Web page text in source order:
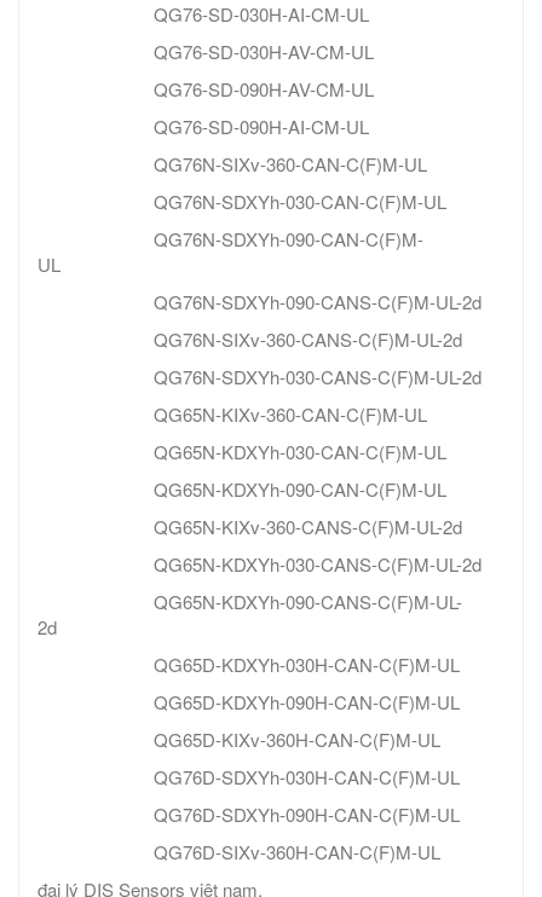
QG76-SD-030H-AI-CM-UL
QG76-SD-030H-AV-CM-UL
QG76-SD-090H-AV-CM-UL
QG76-SD-090H-AI-CM-UL
QG76N-SIXv-360-CAN-C(F)M-UL
QG76N-SDXYh-030-CAN-C(F)M-UL
QG76N-SDXYh-090-CAN-C(F)M-
UL
QG76N-SDXYh-090-CANS-C(F)M-UL-2d
QG76N-SIXv-360-CANS-C(F)M-UL-2d
QG76N-SDXYh-030-CANS-C(F)M-UL-2d
QG65N-KIXv-360-CAN-C(F)M-UL
QG65N-KDXYh-030-CAN-C(F)M-UL
QG65N-KDXYh-090-CAN-C(F)M-UL
QG65N-KIXv-360-CANS-C(F)M-UL-2d
QG65N-KDXYh-030-CANS-C(F)M-UL-2d
QG65N-KDXYh-090-CANS-C(F)M-UL-
2d
QG65D-KDXYh-030H-CAN-C(F)M-UL
QG65D-KDXYh-090H-CAN-C(F)M-UL
QG65D-KIXv-360H-CAN-C(F)M-UL
QG76D-SDXYh-030H-CAN-C(F)M-UL
QG76D-SDXYh-090H-CAN-C(F)M-UL
QG76D-SIXv-360H-CAN-C(F)M-UL
đại lý DIS Sensors việt nam.